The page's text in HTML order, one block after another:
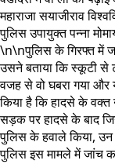
महाराजा सयाजीराव
पुलिस उपायुक्त पन्ना
\n\nपुलिस के गिरफ्त में
उसने बताया कि स्कूटी से
वजह से वो घबरा गया और
किया है कि हादसे के
सड़क पर हादसे के बाद
पुलिस के हवाले किया,
पुलिस इस मामले में जांच